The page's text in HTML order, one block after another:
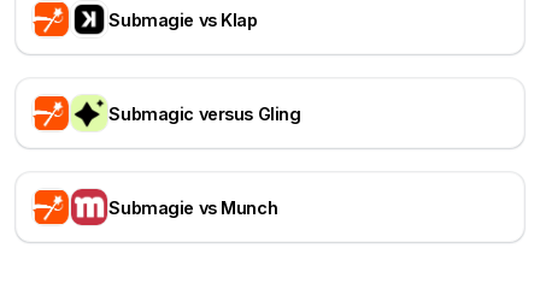
Submagie vs Klap
Submagic versus Gling
Submagie vs Munch